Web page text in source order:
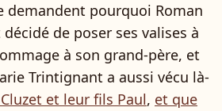
demandent pourquoi Roman
de poser ses valises à
à son grand-père, et
Trintignant a aussi vécu là-
et leur fils Paul, et que